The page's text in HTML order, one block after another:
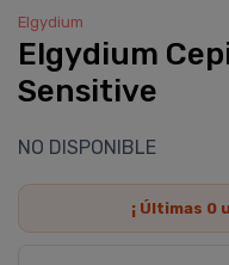
Elgydium
Elgydium
Sensitive
NO DISPONIBLE
¡ Últimas 0